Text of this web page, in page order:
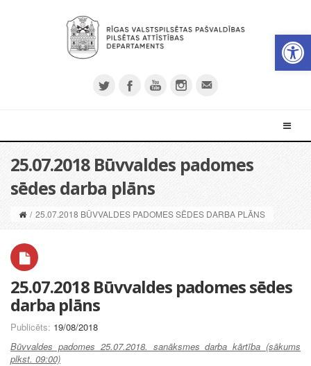
25.07.2018 Būvvaldes padomes
sēdes darba plāns
/ 25.07.2018 BŪVVALDES PADOMES SĒDES DARBA PLĀNS
25.07.2018 Būvvaldes padomes sēdes
darba plāns
Publicēts: 19/08/2018
Būvvaldes padomes 25.07.2018. sanāksmes darba kārtība (sākums
plkst. 09:00)